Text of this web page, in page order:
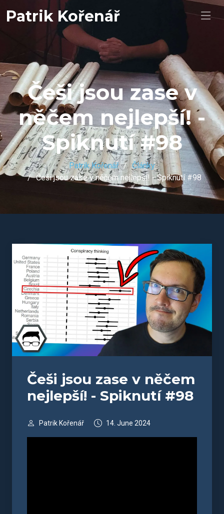
Patrik Kořenář
Češi jsou zase v
něčem nejlepší! -
Spiknutí #98
Patrik Kořenář
Články
Češi jsou zase v něčem nejlepší! - Spiknutí #98
Češi jsou zase v něčem
nejlepší! - Spiknutí #98
Patrik Kořenář 14. June 2024